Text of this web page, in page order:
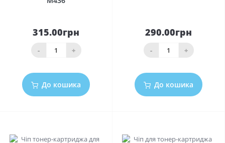
315.00грн
- +
До кошика
290.00грн
- +
До кошика